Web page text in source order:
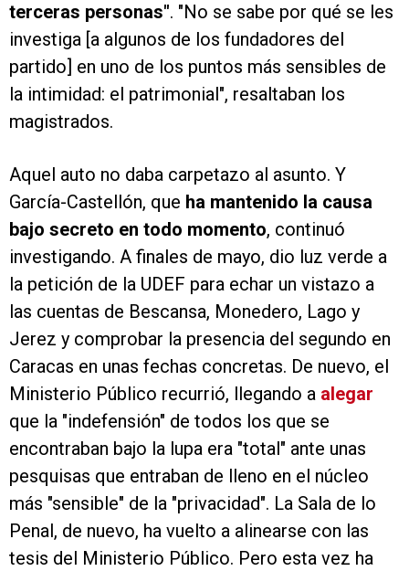
terceras personas". "No se sabe por qué se les
investiga [a algunos de los fundadores del
partido] en uno de los puntos más sensibles de
la intimidad: el patrimonial", resaltaban los
magistrados.
Aquel auto no daba carpetazo al asunto. Y
García-Castellón, que ha mantenido la causa
bajo secreto en todo momento, continuó
investigando. A finales de mayo, dio luz verde a
la petición de la UDEF para echar un vistazo a
las cuentas de Bescansa, Monedero, Lago y
Jerez y comprobar la presencia del segundo en
Caracas en unas fechas concretas. De nuevo, el
Ministerio Público recurrió, llegando a alegar
que la "indefensión" de todos los que se
encontraban bajo la lupa era "total" ante unas
pesquisas que entraban de lleno en el núcleo
más "sensible" de la "privacidad". La Sala de lo
Penal, de nuevo, ha vuelto a alinearse con las
tesis del Ministerio Público. Pero esta vez ha